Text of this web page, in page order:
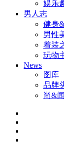
娱乐
男人志
健身
男性
着装
玩物
News
图库
品牌
尚&闻